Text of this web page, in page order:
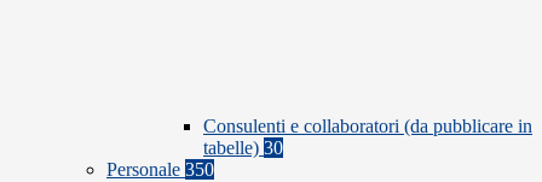
Consulenti e collaboratori (da pubblicare in
tabelle) 30
Personale 350